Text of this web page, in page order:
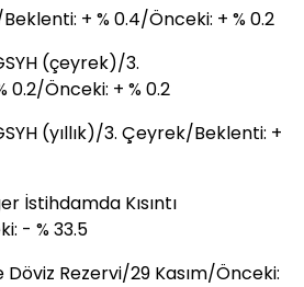
+ % 0.4/Önceki: + % 0.2
(çeyrek)/3.
Önceki: + % 0.2
(yıllık)/3. Çeyrek/Beklenti: +
İstihdamda Kısıntı
- % 33.5
Döviz Rezervi/29 Kasım/Önceki: